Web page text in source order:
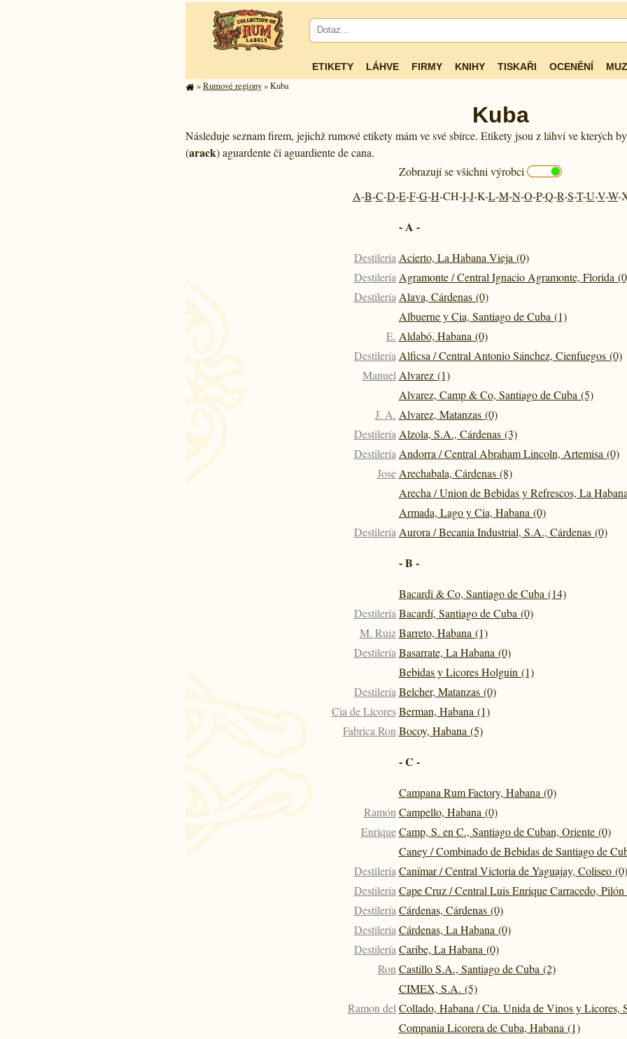
ETIKETY LÁHVE FIRMY KNIHY TISKAŘI OCENĚNÍ
»Rumové regiony» Kuba
Kuba
Následuje seznam firem, jejichž rumové etikety mám ve své sbírce. Etikety jsou z láhví ve kterých
(arack) aguardente či aguardiente de cana.
Zobrazují se všichni výrobci
A-B-C-D-E-F-G-H-CH-I-J-K-L-M-N-O-P-Q-R-S-T-U-V-W-
- A -
Destilería Acierto, La Habana Vieja (0)
Destilería Agramonte / Central Ignacio Agramonte, Florida
Destilería Alava, Cárdenas (0)
Albuerne y Cia, Santiago de Cuba (1)
E. Aldabó, Habana (0)
Destilería Alficsa / Central Antonio Sánchez, Cienfuegos (0)
Manuel Alvarez (1)
Alvarez, Camp & Co, Santiago de Cuba (5)
J. A. Alvarez, Matanzas (0)
Destilería Alzola, S.A., Cárdenas (3)
Destilería Andorra / Central Abraham Lincoln, Artemisa (0)
Jose Arechabala, Cárdenas (8)
Arecha / Union de Bebidas y Refrescos, La
Armada, Lago y Cia, Habana (0)
Destilería Aurora / Becania Industrial, S.A., Cárdenas (0)
- B -
Bacardi & Co, Santiago de Cuba (14)
Destilería Bacardí, Santiago de Cuba (0)
M. Ruiz Barreto, Habana (1)
Destilería Basarrate, La Habana (0)
Bebidas y Licores Holguin (1)
Destilería Belcher, Matanzas (0)
Cia de Licores Berman, Habana (1)
Fabrica Ron Bocoy, Habana (5)
- C -
Campana Rum Factory, Habana (0)
Ramón Campello, Habana (0)
Enrique Camp, S. en C., Santiago de Cuban, Oriente (0)
Caney / Combinado de Bebidas de Santiago de
Destilería Canímar / Central Victoria de Yaguajay, Coliseo (0)
Destilería Cape Cruz / Central Luis Enrique Carracedo,
Destilería Cárdenas, Cárdenas (0)
Destilería Cárdenas, La Habana (0)
Destilería Caribe, La Habana (0)
Ron Castillo S.A., Santiago de Cuba (2)
CIMEX, S.A. (5)
Ramon del Collado, Habana / Cia. Unida de Vinos y Licores,
Compania Licorera de Cuba, Habana (1)